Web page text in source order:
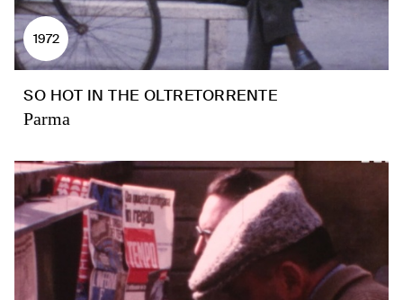
1972
SO HOT IN THE OLTRETORRENTE
Parma